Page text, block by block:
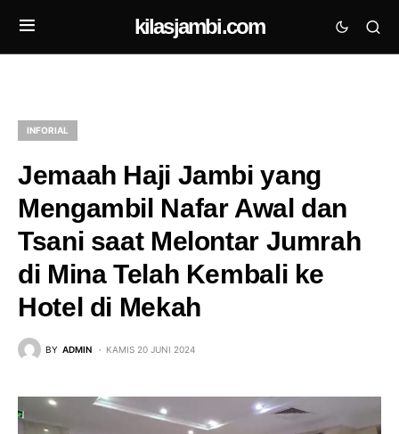
kilasjambi.com
INFORIAL
Jemaah Haji Jambi yang
Mengambil Nafar Awal dan
Tsani saat Melontar Jumrah
di Mina Telah Kembali ke
Hotel di Mekah
BY ADMIN KAMIS 20 JUNI 2024